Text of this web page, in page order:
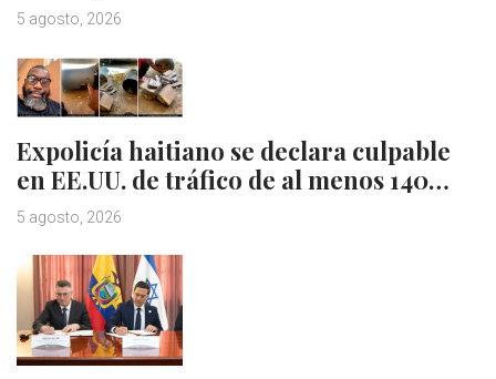
5 agosto, 2026
Expolicía haitiano se declara culpable
en EE.UU. de tráfico de al menos 140…
5 agosto, 2026